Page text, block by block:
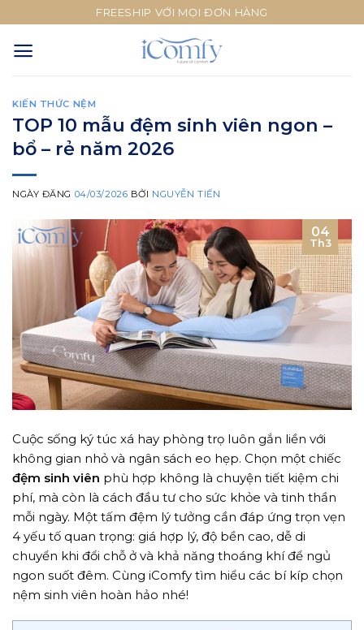
to
content
FREESHIP VỚI MỌI ĐƠN HÀNG
KIẾN THỨC NỆM
TOP 10 mẫu đệm sinh viên ngon –
bổ – rẻ năm 2026
NGÀY ĐĂNG 04/03/2026 BỞI NGUYỄN TIẾN
04
Th3
Cuộc sống ký túc xá hay phòng trọ luôn gắn liền với
không gian nhỏ và ngân sách eo hẹp. Chọn một chiếc
đệm sinh viên phù hợp không là chuyện tiết kiệm chi
phí, mà còn là cách đầu tư cho sức khỏe và tinh thần
mỗi ngày. Một tấm đệm lý tưởng cần đáp ứng trọn vẹn
4 yếu tố quan trọng: giá hợp lý, độ bền cao, dễ di
chuyển khi đổi chỗ ở và khả năng thoáng khí để ngủ
ngon suốt đêm. Cùng iComfy tìm hiểu các bí kíp chọn
nệm sinh viên hoàn hảo nhé!